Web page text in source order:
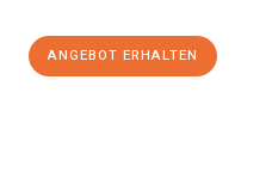
ANGEBOT ERHALTEN